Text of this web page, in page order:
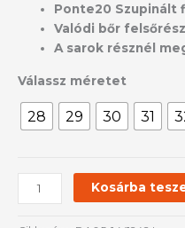
Ponte20 Szupinált
Valódi bőr
A sarok résznél
Válassz méretet
28 29 30 31
mennyiség
Kosárba